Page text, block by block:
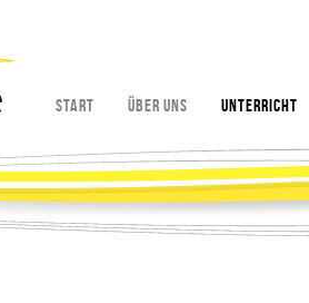
Start Über uns Unterricht